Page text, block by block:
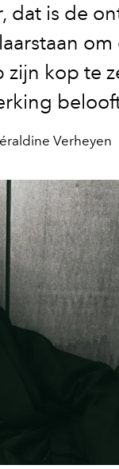
dat is de
kop te
Verheyen